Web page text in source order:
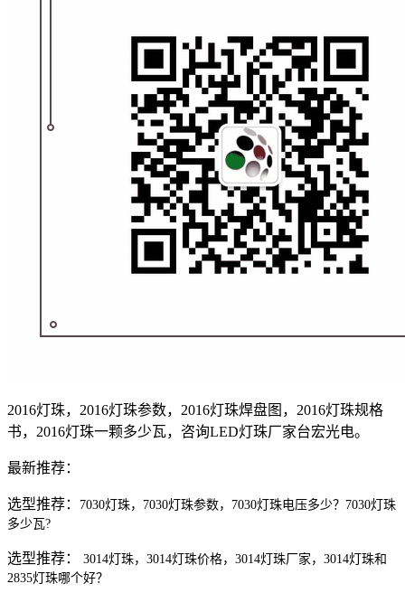
2016灯珠，2016灯珠参数，2016灯珠焊盘图，2016灯珠规格
书，2016灯珠一颗多少瓦，咨询LED灯珠厂家台宏光电。
最新推荐：
选型推荐：
7030灯珠，7030灯珠参数，7030灯珠电压多少？7030灯珠
多少瓦?
选型推荐： 3014灯珠，3014灯珠价格，3014灯珠厂家，3014灯珠和
2835灯珠哪个好？